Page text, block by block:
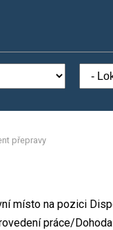
přepravy
místo na pozici
práce/